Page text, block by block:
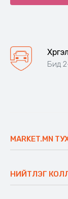
Бид
MARKET.MN
Үнэт зүйлс
Ажлын байр
НИЙТЛЭГ